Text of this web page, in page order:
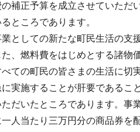
補正予算を成立させていただ
ところであります。
としての新たな町民生活の支
、燃料費をはじめとする諸物
ての町民の皆さまの生活に切
実施することが肝要であるこ
だいたところであります。事
人当たり三万円分の商品券を